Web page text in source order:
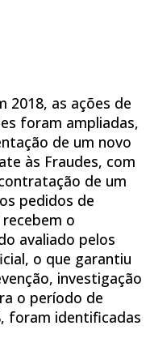
2018, as ações de
foram ampliadas,
de um novo
às Fraudes, com
de um
pedidos de
recebem o
avaliado pelos
o que garantiu
investigação
o período de
foram identificadas